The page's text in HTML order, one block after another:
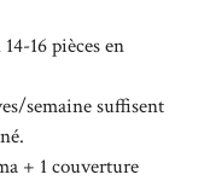
16 pièces en
semaine suffisent
+ 1 couverture